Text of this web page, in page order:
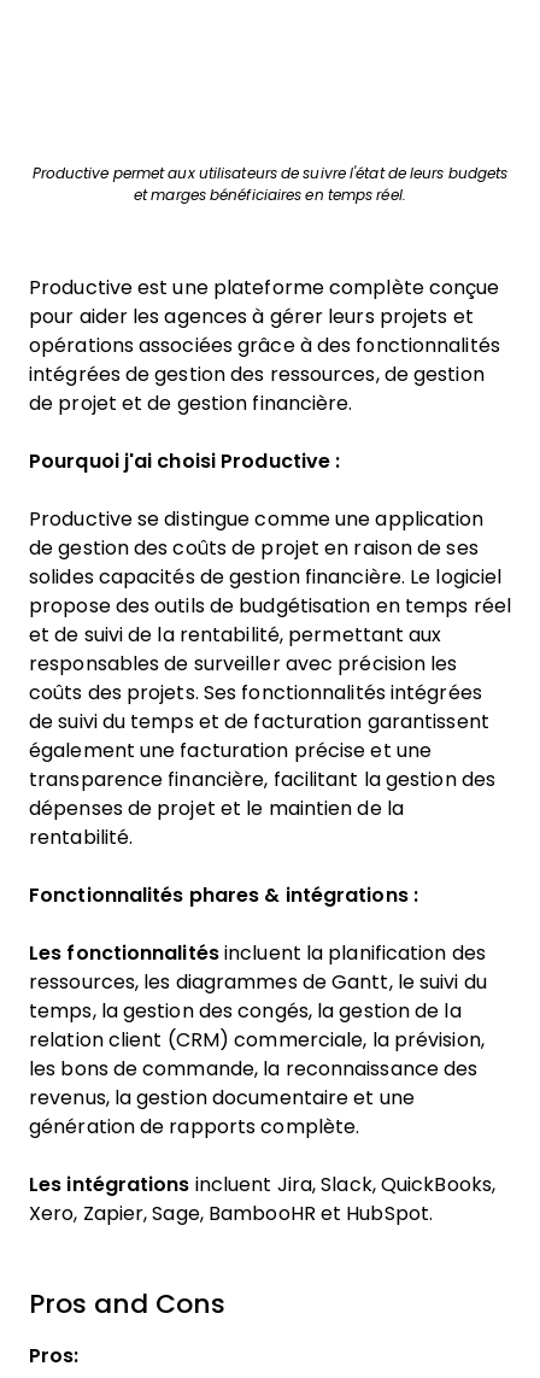
Productive permet aux utilisateurs de suivre l'état de leurs budgets
et marges bénéficiaires en temps réel.
Productive est une plateforme complète conçue
pour aider les agences à gérer leurs projets et
opérations associées grâce à des fonctionnalités
intégrées de gestion des ressources, de gestion
de projet et de gestion financière.
Pourquoi j'ai choisi Productive :
Productive se distingue comme une application
de gestion des coûts de projet en raison de ses
solides capacités de gestion financière. Le logiciel
propose des outils de budgétisation en temps réel
et de suivi de la rentabilité, permettant aux
responsables de surveiller avec précision les
coûts des projets. Ses fonctionnalités intégrées
de suivi du temps et de facturation garantissent
également une facturation précise et une
transparence financière, facilitant la gestion des
dépenses de projet et le maintien de la
rentabilité.
Fonctionnalités phares & intégrations :
Les fonctionnalitésincluent la planification des
ressources, les diagrammes de Gantt, le suivi du
temps, la gestion des congés, la gestion de la
relation client (CRM) commerciale, la prévision,
les bons de commande, la reconnaissance des
revenus, la gestion documentaire et une
génération de rapports complète.
Les intégrations incluent Jira, Slack, QuickBooks,
Xero, Zapier, Sage, BambooHR et HubSpot.
Pros and Cons
Pros: